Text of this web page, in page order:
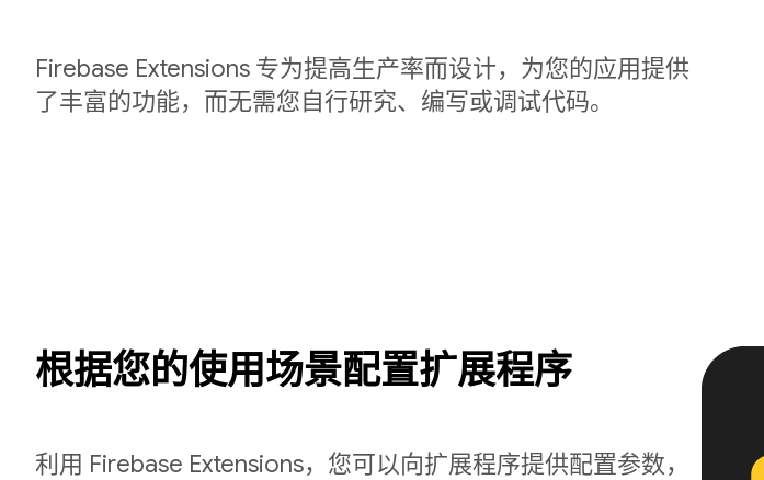
Firebase Extensions 专为提高生产率而设计，为您的应用提供
了丰富的功能，而无需您自行研究、编写或调试代码。
根据您的使用场景配置扩展程序
利用 Firebase Extensions，您可以向扩展程序提供配置参数，